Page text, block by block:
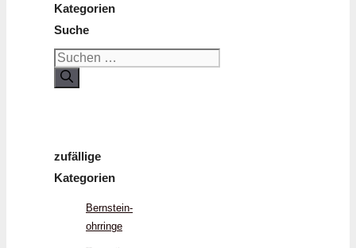
Kategorien
Suche
Suchen
nach:
zufällige
Kategorien
Bernstein­
ohrringe